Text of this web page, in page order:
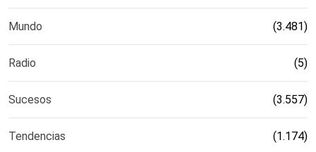
Mundo (3.481)
Radio (5)
Sucesos (3.557)
Tendencias (1.174)